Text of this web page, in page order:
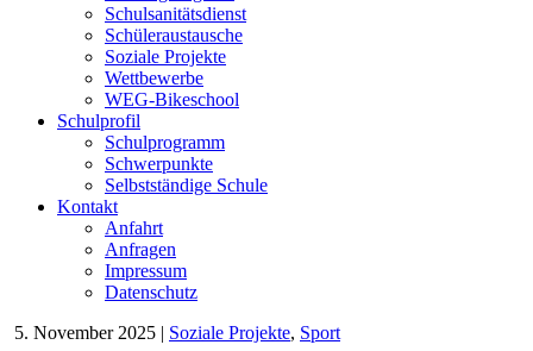
Schulsanitätsdienst
Schüleraustausche
Soziale Projekte
Wettbewerbe
WEG-Bikeschool
Schulprofil
Schulprogramm
Schwerpunkte
Selbstständige Schule
Kontakt
Anfahrt
Anfragen
Impressum
Datenschutz
5. November 2025 | Soziale Projekte, Sport